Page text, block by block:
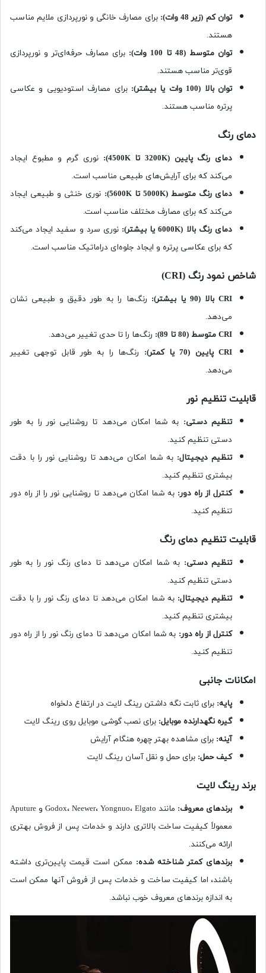
توان کم (زیر 48 وات) : برای مصارف خانگی و نورپردازی ملایم مناسب
هستند.
توان متوسط (48 تا 100 وات)
: برای مصارف حرفه‌ای‌تر و نورپردازی
قوی‌تر مناسب هستند.
توان بالا (100 وات یا بیشتر)
: برای مصارف استودیویی و عکاسی
پرتره مناسب هستند.
دمای رنگ
دمای رنگ پایین (3200K تا 4500K):
نوری گرم و مطبوع ایجاد
می‌کند که برای آرایش‌های طبیعی مناسب است.
دمای رنگ متوسط (5000K تا 5600K):
نوری خنثی و طبیعی ایجاد
می‌کند که برای مصارف مختلف مناسب است.
دمای رنگ بالا (6000K یا بیشتر): نوری سرد و سفید ایجاد می‌کند
که برای عکاسی پرتره و ایجاد جلوه‌ای دراماتیک مناسب است.
شاخص نمود رنگ (CRI)
CRI بالا (90 یا بیشتر) : رنگ‌ها را به طور دقیق و طبیعی نشان
می‌دهد.
CRI متوسط (80 تا 89) : رنگ‌ها را تا حدی ‌تغییر می‌دهد.
CRI پایین (70 یا کمتر) : رنگ‌ها را به طور قابل توجهی ‌تغییر
می‌دهد.
قابلیت تنظیم نور
تنظیم دستی: به شما امکان می‌دهد تا روشنایی نور را به طور
دستی تنظیم کنید.
تنظیم دیجیتال: به شما امکان می‌دهد تا روشنایی نور را با دقت
بیشتری تنظیم کنید.
کنترل از راه دور: به شما امکان می‌دهد تا روشنایی نور را از راه دور
تنظیم کنید.
قابلیت تنظیم دمای رنگ
تنظیم دستی: به شما امکان می‌دهد تا دمای رنگ نور را به طور
دستی تنظیم کنید.
تنظیم دیجیتال: به شما امکان می‌دهد تا دمای رنگ نور را با دقت
بیشتری تنظیم کنید.
کنترل از راه دور: به شما امکان می‌دهد تا دمای رنگ نور را از راه دور
تنظیم کنید.
امکانات جانبی
پایه: برای ثابت نگه داشتن رینگ لایت در ارتفاع دلخواه
گیره نگهدارنده موبایل: برای نصب گوشی موبایل روی رینگ لایت
آینه: برای مشاهده بهتر چهره هنگام آرایش
کیف حمل: برای حمل و نقل آسان رینگ لایت
برند رینگ لایت
برندهای معروف:
مانند Godox، Neewer، Yongnuo، Elgato و Aputure
معمولاً ‌کیفیت ساخت بالاتری دارند و خدمات پس از فروش بهتری
ارائه می‌کنند.
برندهای کمتر شناخته شده: ممکن است قیمت پایین‌تری داشته
باشند، اما ‌کیفیت ساخت و خدمات پس از فروش آنها ممکن است
به اندازه برندهای معروف ‌خوب نباشد.